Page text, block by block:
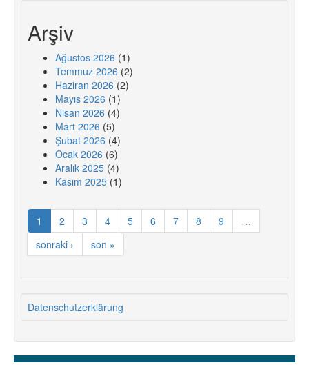
Arşiv
Ağustos 2026 (1)
Temmuz 2026 (2)
Haziran 2026 (2)
Mayıs 2026 (1)
Nisan 2026 (4)
Mart 2026 (5)
Şubat 2026 (4)
Ocak 2026 (6)
Aralık 2025 (4)
Kasım 2025 (1)
1 2 3 4 5 6 7 8 9
…
sonraki ›
son »
Datenschutzerklärung